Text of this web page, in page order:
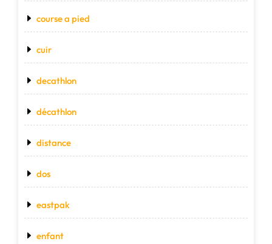
course a pied
cuir
decathlon
décathlon
distance
dos
eastpak
enfant